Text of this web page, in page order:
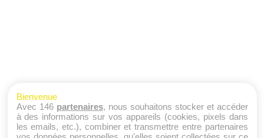
Bienvenue
Avec 146 partenaires, nous souhaitons stocker et accéder
à des informations sur vos appareils (cookies, pixels dans
les emails, etc.), combiner et transmettre entre partenaires